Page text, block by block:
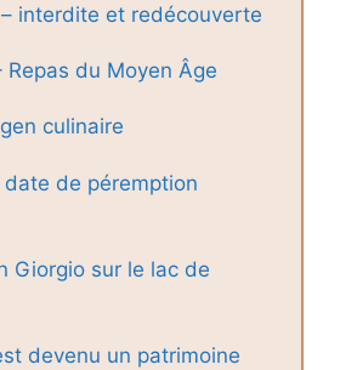
– interdite et redécouverte
Repas du Moyen Âge
culinaire
date de péremption
Giorgio sur le lac de
devenu un patrimoine